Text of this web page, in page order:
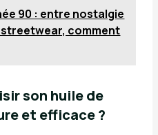
90 : entre nostalgie
comment
son huile de
et efficace ?